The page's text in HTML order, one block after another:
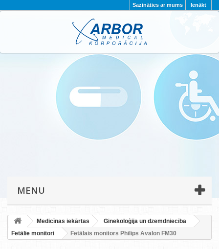
Ienākt
Sazināties ar mums
PAR MUMS PROJEKTI
KONTAKTI
PRIVĀTUMA POLITIKA
MENU
Medicīnas iekārtas
Ginekoloģija un dzemdniecība
Fetālie monitori
Fetālais monitors Philips Avalon FM30